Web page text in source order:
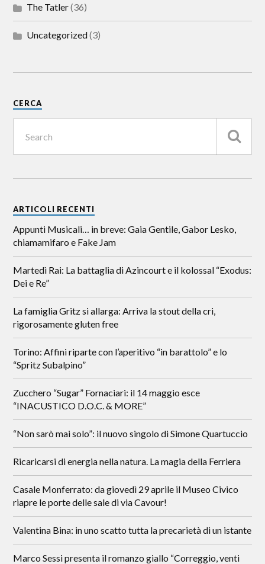
The Tatler(36)
Uncategorized(3)
CERCA
ARTICOLI RECENTI
Appunti Musicali… in breve: Gaia Gentile, Gabor Lesko,
chiamamifaro e Fake Jam
Martedì Rai: La battaglia di Azincourt e il kolossal “Exodus:
Dei e Re”
La famiglia Gritz si allarga: Arriva la stout della cri,
rigorosamente gluten free
Torino: Affini riparte con l’aperitivo “in barattolo” e lo
“Spritz Subalpino”
Zucchero “Sugar” Fornaciari: il 14 maggio esce
“INACUSTICO D.O.C. & MORE”
“Non sarò mai solo”: il nuovo singolo di Simone Quartuccio
Ricaricarsi di energia nella natura. La magia della Ferriera
Casale Monferrato: da giovedì 29 aprile il Museo Civico
riapre le porte delle sale di via Cavour!
Valentina Bina: in uno scatto tutta la precarietà di un istante
Marco Sessi presenta il romanzo giallo “Correggio, venti